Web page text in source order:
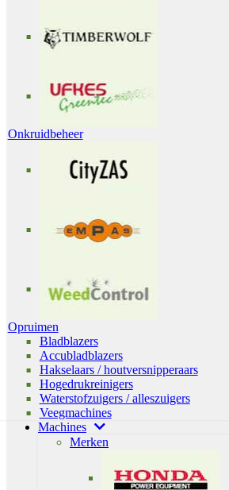
Onkruidbeheer
Opruimen
Bladblazers
Accubladblazers
Hakselaars / houtversnipperaars
Hogedrukreinigers
Waterstofzuigers / alleszuigers
Veegmachines
Machines
Merken